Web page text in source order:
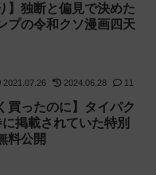
】独断と偏見で決めた
プの令和クソ漫画四天
2021.07.26 2024.06.28 11
買ったのに】タイパク
掲載されていた特別
料公開